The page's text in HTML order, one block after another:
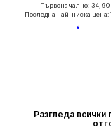
Първоначално: 34,90
Последна най-ниска цена:
Разгледа